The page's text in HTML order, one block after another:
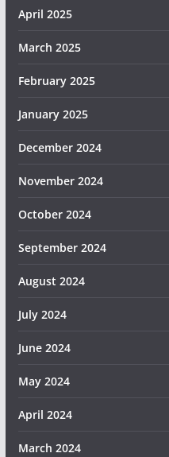
April 2025
March 2025
February 2025
January 2025
December 2024
November 2024
October 2024
September 2024
August 2024
July 2024
June 2024
May 2024
April 2024
March 2024